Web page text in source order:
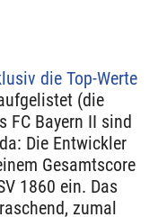
die Top-Werte
(die
FC Bayern II sind
Die Entwickler
Gesamtscore
1860 ein. Das
zumal